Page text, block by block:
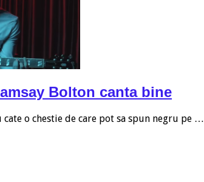
Bolton canta bine
cate o chestie de care pot sa spun negru pe …